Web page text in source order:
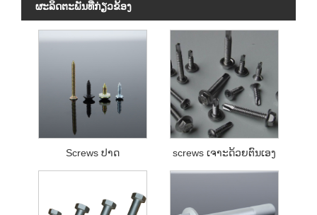
ຜະ​ລິດ​ຕະ​ພັນ​ທີ່​ກ່ຽວ​ຂ້ອງ
Screws ປາດ screws ເຈາະດ້ວຍຕົນເອງ